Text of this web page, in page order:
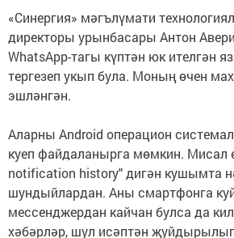
«Синергия» мәгълүмати
директоры урынбасары Антон
WhatsApp-тагы күптән юк ителгән
тергезеп укып була. Моның өчен
эшләнгән.
Аларны Android операцион
куеп файдаланырга мөмкин. Мисал
notification history" дигән кушымта
шундыйлардан. Аны смартфонга
мессенджердан кайчан булса да
хәбәрләр, шул исәптән